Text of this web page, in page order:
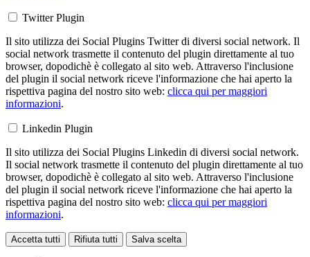
Twitter Plugin
Il sito utilizza dei Social Plugins Twitter di diversi social network. Il
social network trasmette il contenuto del plugin direttamente al tuo
browser, dopodichè è collegato al sito web. Attraverso l'inclusione
del plugin il social network riceve l'informazione che hai aperto la
rispettiva pagina del nostro sito web: clicca qui per maggiori
informazioni.
Linkedin Plugin
Il sito utilizza dei Social Plugins Linkedin di diversi social network.
Il social network trasmette il contenuto del plugin direttamente al tuo
browser, dopodichè è collegato al sito web. Attraverso l'inclusione
del plugin il social network riceve l'informazione che hai aperto la
rispettiva pagina del nostro sito web: clicca qui per maggiori
informazioni.
Accetta tutti Rifiuta tutti Salva scelta